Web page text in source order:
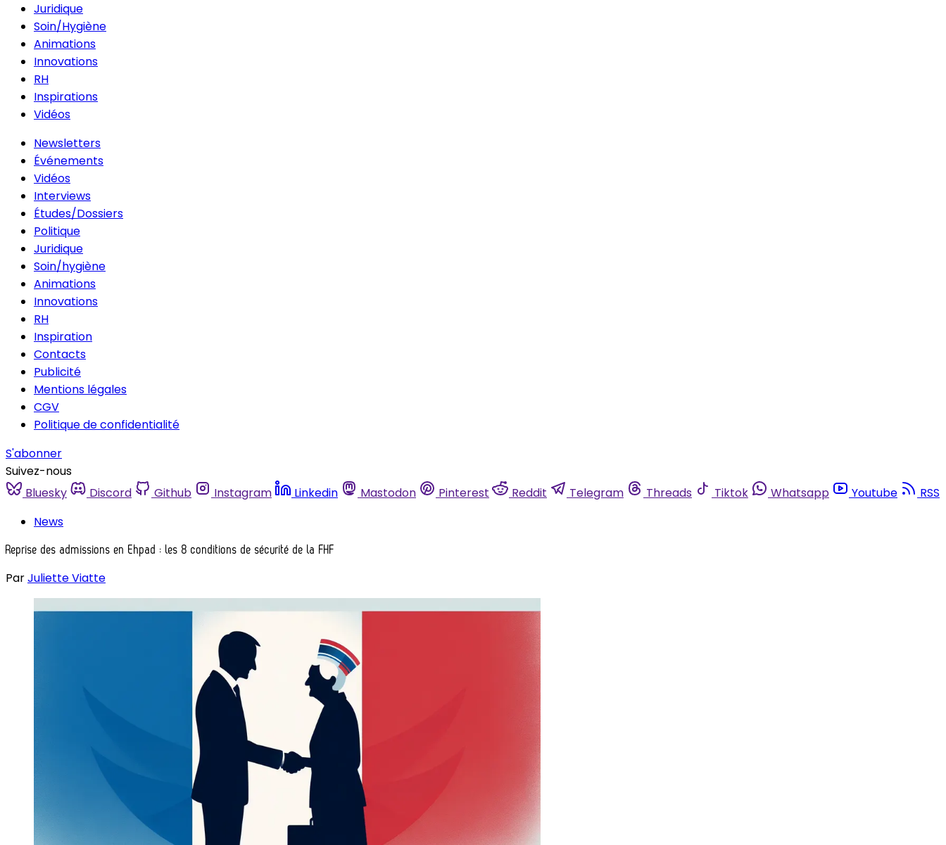
Juridique
Soin/Hygiène
Animations
Innovations
RH
Inspirations
Vidéos
Newsletters
Événements
Vidéos
Interviews
Études/Dossiers
Politique
Juridique
Soin/hygiène
Animations
Innovations
RH
Inspiration
Contacts
Publicité
Mentions légales
CGV
Politique de confidentialité
S'abonner
Suivez-nous
Bluesky
Discord Github Instagram Linkedin Mastodon Pinterest Reddit Telegram Threads Tiktok Whatsapp Youtube
RSS
News
Reprise des admissions en Ehpad : les 8 conditions de sécurité de la FHF
ParJuliette Viatte